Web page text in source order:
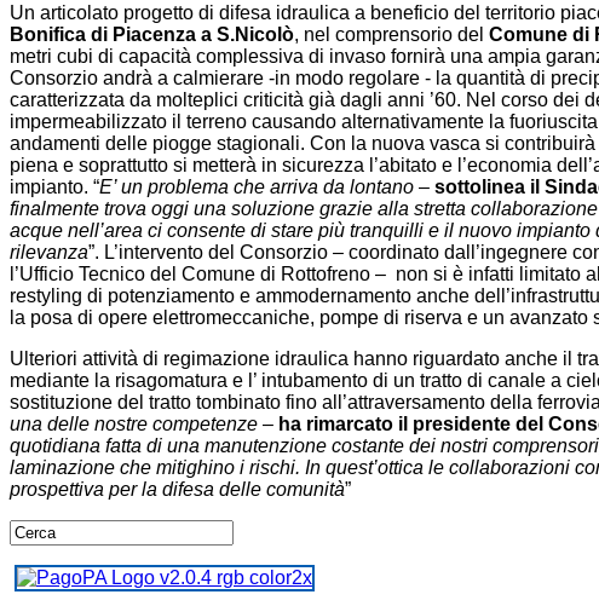
Un articolato progetto di difesa idraulica a beneficio del territorio
Bonifica di Piacenza a S.Nicolò, nel comprensorio del Comune di
metri cubi di capacità complessiva di invaso fornirà una ampia
Consorzio andrà a calmierare -in modo regolare - la quantità di
caratterizzata da molteplici criticità già dagli anni ’60. Nel corso dei
impermeabilizzato il terreno causando alternativamente la
andamenti delle piogge stagionali. Con la nuova vasca si
piena e soprattutto si metterà in sicurezza l’abitato e l’economia
impianto. “E’ un problema che arriva da lontano – sottolinea il
finalmente trova oggi una soluzione grazie alla stretta
acque nell’area ci consente di stare più tranquilli e il nuovo
rilevanza”. L’intervento del Consorzio – coordinato dall’ingegnere
l’Ufficio Tecnico del Comune di Rottofreno – non si è infatti
restyling di potenziamento e ammodernamento anche
la posa di opere elettromeccaniche, pompe di riserva e un avanzato
Ulteriori attività di regimazione idraulica hanno riguardato anche il
mediante la risagomatura e l’ intubamento di un tratto di canale a
sostituzione del tratto tombinato fino all’attraversamento della
una delle nostre competenze – ha rimarcato il presidente del
quotidiana fatta di una manutenzione costante dei nostri
laminazione che mitighino i rischi. In quest’ottica le collaborazioni
prospettiva per la difesa delle comunità”